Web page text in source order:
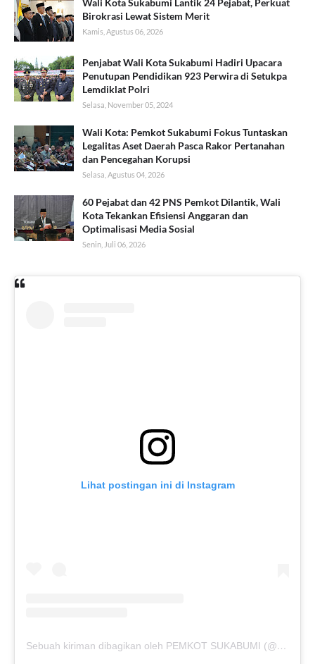
Wali Kota Sukabumi Lantik 24 Pejabat, Perkuat
Birokrasi Lewat Sistem Merit
Kamis, Agustus 06, 2026
Penjabat Wali Kota Sukabumi Hadiri Upacara
Penutupan Pendidikan 923 Perwira di Setukpa
Lemdiklat Polri
Selasa, November 05, 2024
Wali Kota: Pemkot Sukabumi Fokus Tuntaskan
Legalitas Aset Daerah Pasca Rakor Pertanahan
dan Pencegahan Korupsi
Selasa, Agustus 04, 2026
60 Pejabat dan 42 PNS Pemkot Dilantik, Wali
Kota Tekankan Efisiensi Anggaran dan
Optimalisasi Media Sosial
Senin, Juli 06, 2026
Lihat postingan ini di Instagram
Sebuah kiriman dibagikan oleh PEMKOT SUKABUMI (@pemkotsukabumi_)